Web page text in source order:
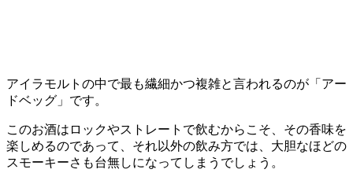
アイラモルトの中で最も繊細かつ複雑と言われるのが「アー
ドベッグ」です。
このお酒はロックやストレートで飲むからこそ、その香味を
楽しめるのであって、それ以外の飲み方では、大胆なほどの
スモーキーさも台無しになってしまうでしょう。